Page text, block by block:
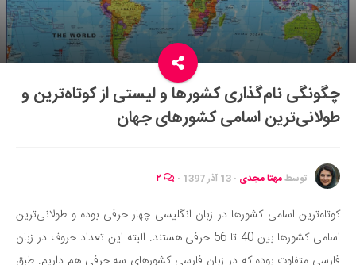
رستوران گردی
آشپزی
سفر و گردشگری
ایران گردی
جهان گردی
موفقیت و مهارت‌های فردی
تغذیه سالم
بهداشت
چگونگی نام‌گذاری کشورها و لیستی از کوتاه‌ترین و
طولانی‌ترین اسامی کشورهای جهان
توسطمهتا مجدی · 13 آذر 1397 ·
کوتاه‌ترین اسامی کشورها در زبان انگلیسی چهار حرفی بوده و طولانی‌ترین
اسامی کشورها بین 40 تا 56 حرفی هستند. البته این تعداد حروف در زبان
فارسی متفاوت بوده که در زبان فارسی کشورهای سه حرفی هم داریم. طبق